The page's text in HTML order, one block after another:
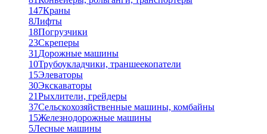
147Краны
8Лифты
18Погрузчики
23Скреперы
31 Дорожные машины
10Трубоукладчики, траншеекопатели
15Элеваторы
30Экскаваторы
21Рыхлители, грейдеры
37Сельскохозяйственные машины, комбайны
15Железнодорожные машины
5Лесные машины